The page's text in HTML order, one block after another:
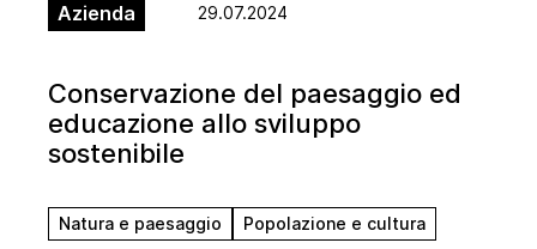
Azienda 29.07.2024
Conservazione del paesaggio ed
educazione allo sviluppo
sostenibile
Natura e paesaggio Popolazione e cultura